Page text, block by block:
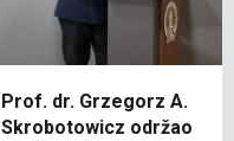
Prof. dr. Grzegorz A.
Skrobotowicz održao